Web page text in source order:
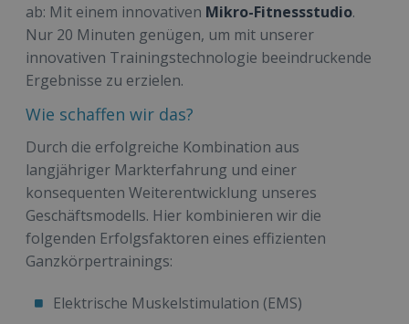
ab: Mit einem innovativen Mikro-Fitnessstudio.
Nur 20 Minuten genügen, um mit unserer
innovativen Trainingstechnologie beeindruckende
Ergebnisse zu erzielen.
Wie schaffen wir das?
Durch die erfolgreiche Kombination aus
langjähriger Markterfahrung und einer
konsequenten Weiterentwicklung unseres
Geschäftsmodells. Hier kombinieren wir die
folgenden Erfolgsfaktoren eines effizienten
Ganzkörpertrainings:
Elektrische Muskelstimulation (EMS)